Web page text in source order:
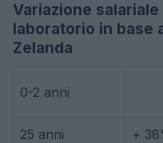
Variazione
laboratorio in base
Zelanda
0-2 anni
25 anni +